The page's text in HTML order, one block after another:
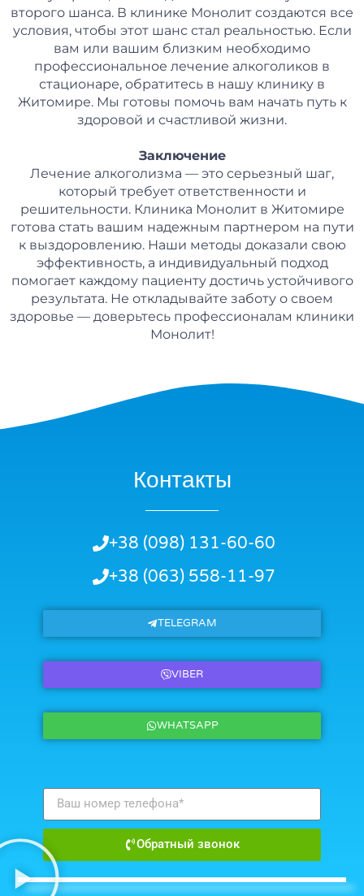
второго шанса. В клинике Монолит создаются все
условия, чтобы этот шанс стал реальностью. Если
вам или вашим близким необходимо
профессиональное лечение алкоголиков в
стационаре, обратитесь в нашу клинику в
Житомире. Мы готовы помочь вам начать путь к
здоровой и счастливой жизни.
Заключение
Лечение алкоголизма — это серьезный шаг,
который требует ответственности и
решительности. Клиника Монолит в Житомире
готова стать вашим надежным партнером на пути
к выздоровлению. Наши методы доказали свою
эффективность, а индивидуальный подход
помогает каждому пациенту достичь устойчивого
результата. Не откладывайте заботу о своем
здоровье — доверьтесь профессионалам клиники
Монолит!
Контакты
+38 (098) 131-60-60
+38 (063) 558-11-97
TELEGRAM
VIBER
WHATSAPP
Обратный звонок